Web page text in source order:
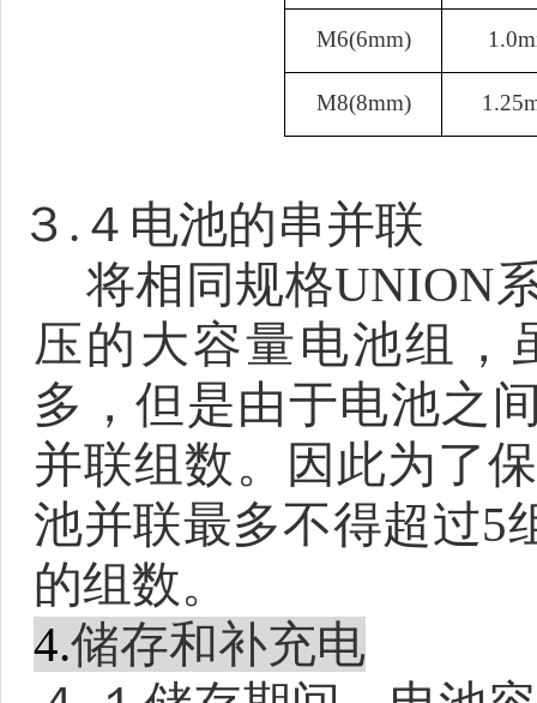
M6(6mm)
M8(8mm)
３ . ４ 电池的串并联
将相同规格UNION
压的大容量电池组，
多，但是由于电池之
并联组数。因此为了
池并联最多不得超过5
的组数。
4.储存和补充电